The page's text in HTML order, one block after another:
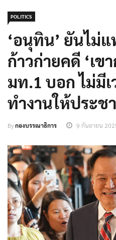
POLITICS
‘อนุทิน’ ยันไม่
ก้าวก่ายคดี ‘เข
มท.1 บอก ไม่มีเ
ทำงานให้ประช
Byกองบรรณาธิการ 9 กันยายน